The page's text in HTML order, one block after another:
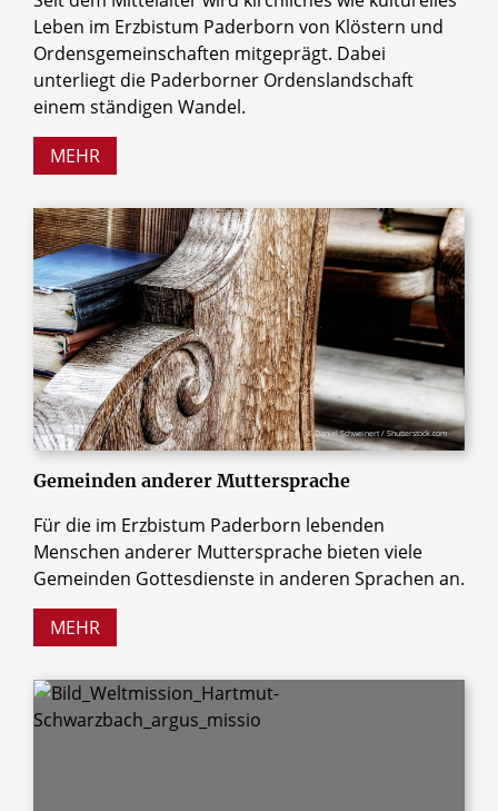
Leben im Erzbistum Paderborn von Klöstern und
Ordensgemeinschaften mitgeprägt. Dabei
unterliegt die Paderborner Ordenslandschaft
einem ständigen Wandel.
MEHR
© Daniel Schweinert / Shutterstock.com
Gemeinden anderer Muttersprache
Für die im Erzbistum Paderborn lebenden
Menschen anderer Muttersprache bieten viele
Gemeinden Gottesdienste in anderen Sprachen an.
MEHR